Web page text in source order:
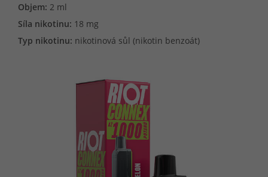
Objem: 2 ml
Síla nikotinu: 18 mg
Typ nikotinu: nikotinová sůl (nikotin benzoát)